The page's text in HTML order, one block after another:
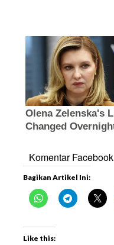
Komentar Facebook
Bagikan Artikel Ini:
Like this: